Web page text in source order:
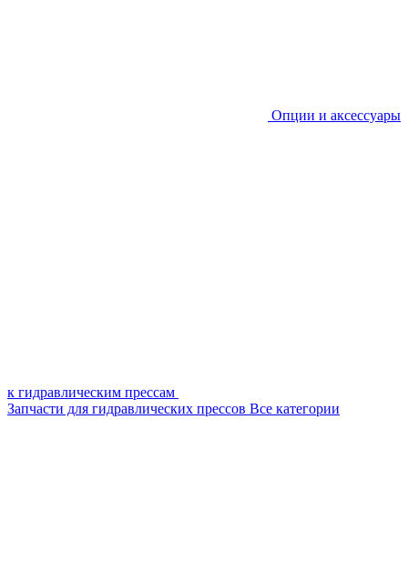
Опции и аксессуары
к гидравлическим прессам
Запчасти для гидравлических прессов Все категории